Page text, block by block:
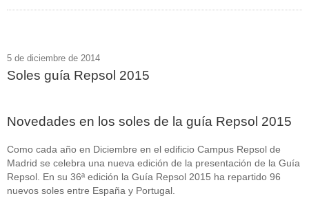
5 de diciembre de 2014
Soles guía Repsol 2015
Novedades en los soles de la guía Repsol 2015
Como cada año en Diciembre en el edificio Campus Repsol de
Madrid se celebra una nueva edición de la presentación de la Guía
Repsol. En su 36ª edición la Guía Repsol 2015 ha repartido 96
nuevos soles entre España y Portugal.